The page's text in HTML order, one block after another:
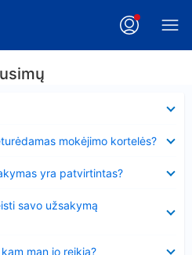
mokėjimo kortelės?
yra patvirtintas?
savo užsakymą
man jo reikia?